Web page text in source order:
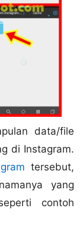
data/file
di Instagram.
tersebut,
yang
contoh